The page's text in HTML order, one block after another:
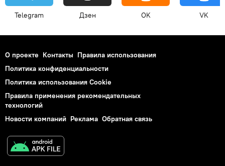
Telegram Дзен OK VK
О проекте Контакты Правила использования
Политика конфиденциальности
Политика использования Cookie
Правила применения рекомендательных
технологий
Новости компаний Реклама Обратная связь